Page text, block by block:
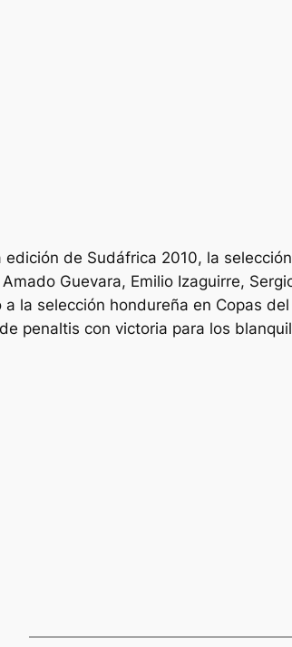
edición de Sudáfrica 2010, la
Guevara, Emilio Izaguirre,
a la selección hondureña en Copas
penaltis con victoria para los